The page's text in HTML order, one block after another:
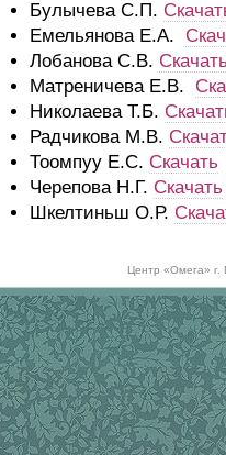
Булычева С.П.
Емельянова Е.А.
Лобанова С.В.
Матреничева Е.В.
Николаева Т.Б.
Радчикова М.В.
Тоомпуу Е.С. Скачать
Черепова Н.Г. Скачать
Шкелтиньш О.Р.
Центр «Омега» г.